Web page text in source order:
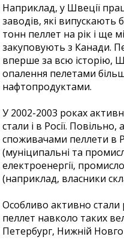
Наприклад, у Швеції
заводів, які випускають
тонн пеллет на рік і ще
закуповують з Канади.
вперше за всю історію,
опалення пелетами
нафтопродуктами.
У 2002-2003 роках
стали і в Росії.
споживачами пеллети в
(муніципальні та
електроенергії,
(наприклад, власники
Особливо активно стали
пеллет навколо таких
Петербург, Нижній